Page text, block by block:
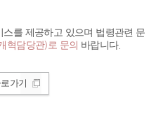
를 제공하고 있으며 법령관련 문
혁담당관)로 문의 바랍니다.
가기